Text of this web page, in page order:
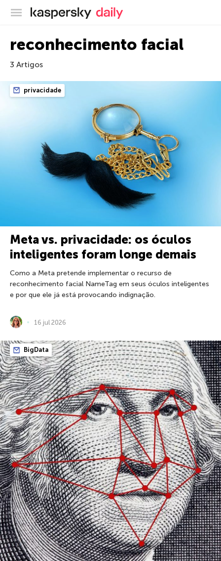
Blog oficial da Kaspersky
reconhecimento facial
3 Artigos
privacidade
Meta vs. privacidade: os óculos
inteligentes foram longe demais
Como a Meta pretende implementar o recurso de
reconhecimento facial NameTag em seus óculos inteligentes
e por que ele já está provocando indignação.
16 jul 2026
BigData